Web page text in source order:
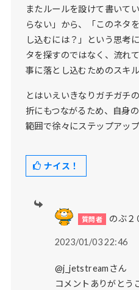
またルールを設けて書いて
らない」から、「このネタ
し込むには？」という思考
タを探すのではなく、流れ
事に落とし込むためのスキ
とはいえいきなりガチガチ
折にもつながるため、自身
範囲で徐々にステップアッ
ナイス！
のぶ２
2023/01/03 22:46
@j_jetstreamさん
コメントありがとう